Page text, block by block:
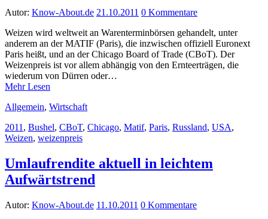
Autor: Know-About.de 21.10.2011 0 Kommentare
Weizen wird weltweit an Warenterminbörsen gehandelt, unter
anderem an der MATIF (Paris), die inzwischen offiziell Euronext
Paris heißt, und an der Chicago Board of Trade (CBoT). Der
Weizenpreis ist vor allem abhängig von den Ernteerträgen, die
wiederum von Dürren oder…
Mehr Lesen
Allgemein, Wirtschaft
2011 , Bushel, CBoT, Chicago, Matif, Paris, Russland, USA,
Weizen, weizenpreis
Umlaufrendite aktuell in leichtem
Aufwärtstrend
Autor: Know-About.de 11.10.2011 0 Kommentare